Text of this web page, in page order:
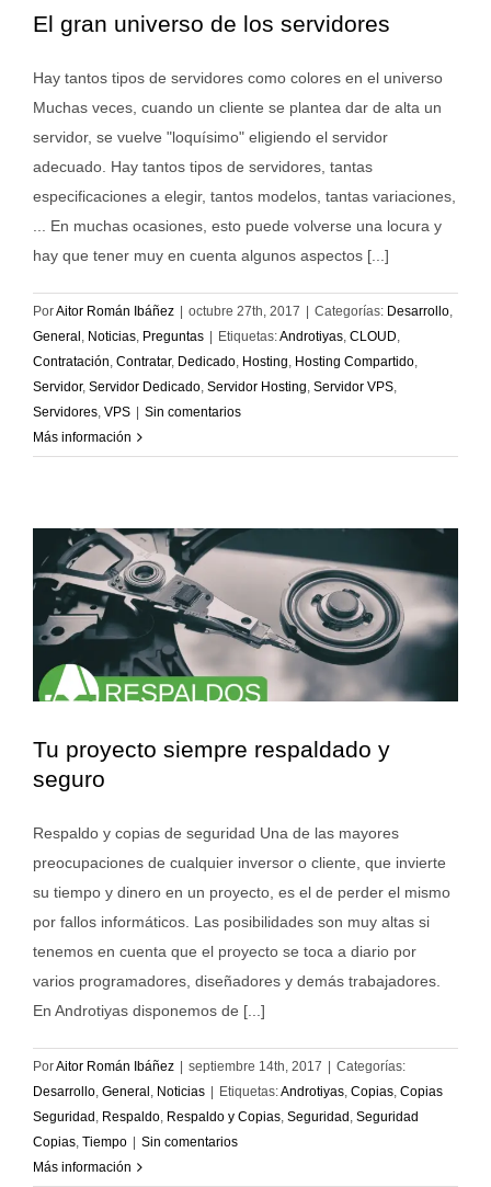
El gran universo de los servidores
Hay tantos tipos de servidores como colores en el universo
Muchas veces, cuando un cliente se plantea dar de alta un
servidor, se vuelve "loquísimo" eligiendo el servidor
adecuado. Hay tantos tipos de servidores, tantas
especificaciones a elegir, tantos modelos, tantas variaciones,
... En muchas ocasiones, esto puede volverse una locura y
hay que tener muy en cuenta algunos aspectos [...]
PorAitor Román Ibáñez octubre 27th, 2017 Categorías: Desarrollo,
General , Noticias, Preguntas Etiquetas:Androtiyas, CLOUD,
Contratación, Contratar, Dedicado, Hosting, Hosting Compartido,
Servidor, Servidor Dedicado, Servidor Hosting, Servidor VPS,
Servidores, VPS
Sin comentarios
Más información
Tu proyecto siempre respaldado y
seguro
Respaldo y copias de seguridad Una de las mayores
preocupaciones de cualquier inversor o cliente, que invierte
su tiempo y dinero en un proyecto, es el de perder el mismo
por fallos informáticos. Las posibilidades son muy altas si
tenemos en cuenta que el proyecto se toca a diario por
varios programadores, diseñadores y demás trabajadores.
En Androtiyas disponemos de [...]
PorAitor Román Ibáñez | septiembre 14th, 2017 | Categorías:
Desarrollo, General, Noticias | Etiquetas:Androtiyas, Copias, Copias
Seguridad, Respaldo, Respaldo y Copias, Seguridad, Seguridad
Copias, Tiempo | Sin comentarios
Más información